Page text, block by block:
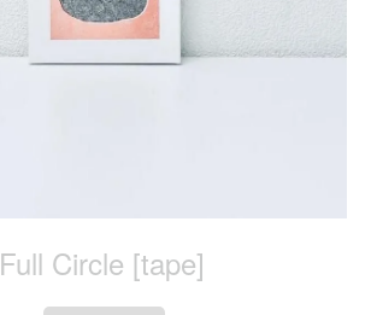
Full Circle [tape]